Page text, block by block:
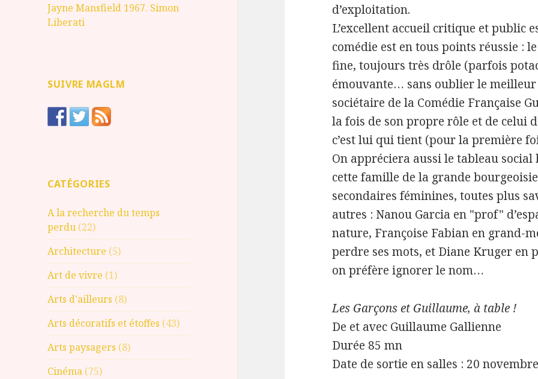
Jayne Mansfield 1967. Simon
Liberati
SUIVRE MAGLM
CATÉGORIES
A la recherche du temps
perdu (22)
Architecture (5)
Art de vivre (1)
Arts d'ailleurs (8)
Arts décoratifs et étoffes (43)
Arts paysagers (8)
Cinéma (75)
d’exploitation.
L’excellent accueil critique et public
comédie est en tous points réussie :
fine, toujours très drôle (parfois
émouvante… sans oublier le meilleur
sociétaire de la Comédie Française
la fois de son propre rôle et de celui
c’est lui qui tient (pour la première
On appréciera aussi le tableau
cette famille de la grande
secondaires féminines, toutes plus
autres : Nanou Garcia en "prof"
nature, Françoise Fabian en grand-
perdre ses mots, et Diane Kruger en
on préfère ignorer le nom…
Les Garçons et Guillaume, à table !
De et avec Guillaume Gallienne
Durée 85 mn
Date de sortie en salles : 20